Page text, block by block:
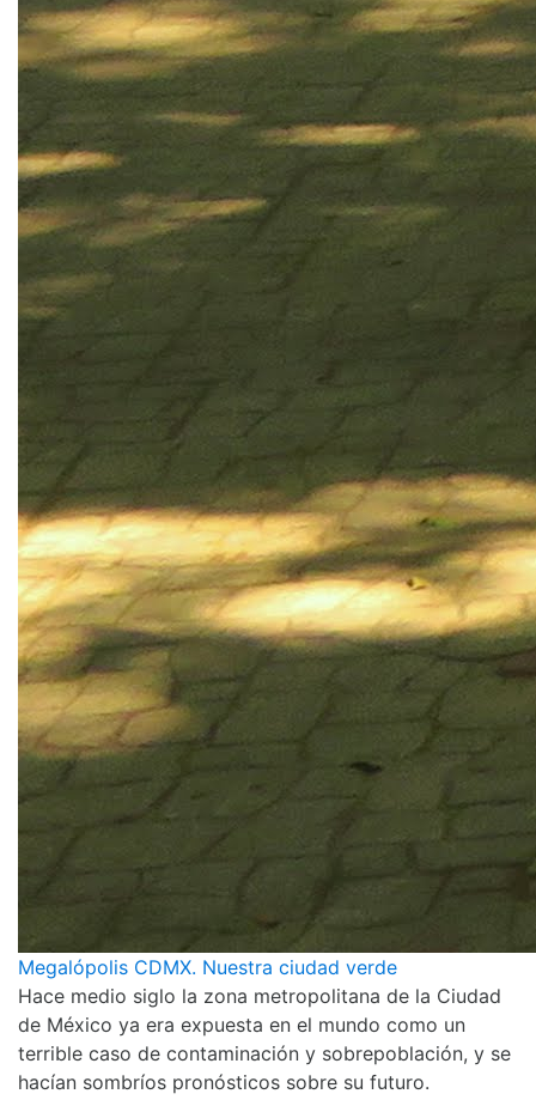
Megalópolis CDMX. Nuestra ciudad verde
Hace medio siglo la zona metropolitana de la Ciudad
de México ya era expuesta en el mundo como un
terrible caso de contaminación y sobrepoblación, y se
hacían sombríos pronósticos sobre su futuro.